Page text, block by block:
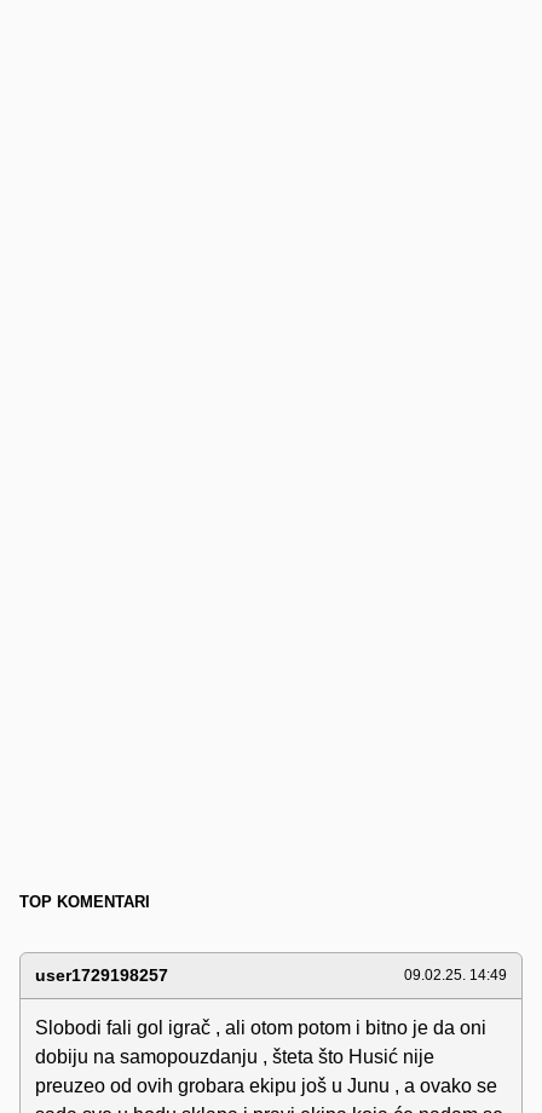
TOP KOMENTARI
user1729198257 09.02.25. 14:49
Slobodi fali gol igrač , ali otom potom i bitno je da oni
dobiju na samopouzdanju , šteta što Husić nije
preuzeo od ovih grobara ekipu još u Junu , a ovako se